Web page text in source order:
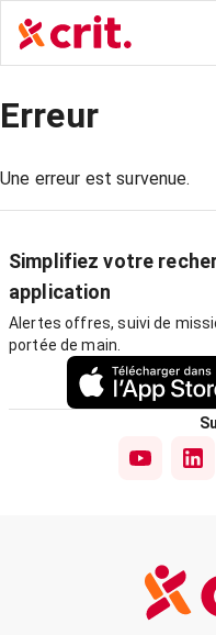
Erreur
Une erreur est survenue.
Simplifiez votre
application
Alertes offres, suivi de
portée de main.